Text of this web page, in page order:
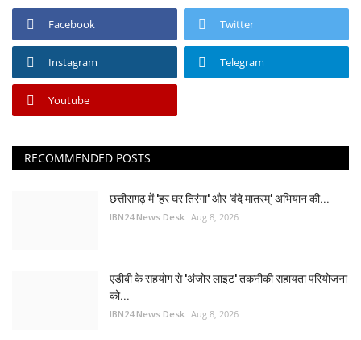
Facebook Twitter
Instagram Telegram
Youtube
RECOMMENDED POSTS
छत्तीसगढ़ में 'हर घर तिरंगा' और 'वंदे मातरम्' अभियान की...
IBN24 News Desk Aug 8, 2026
एडीबी के सहयोग से 'अंजोर लाइट' तकनीकी सहायता परियोजना
को...
IBN24 News Desk Aug 8, 2026